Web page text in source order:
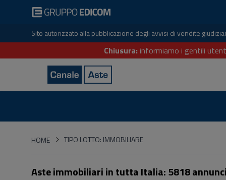
Sito autorizzato alla pubblicazione degli avvisi di vendite
Chiusura: informiamo i gentili
HOMEHOMETIPO LOTTO: IMMOBILIARE
Aste immobiliari in tutta Italia: 5818